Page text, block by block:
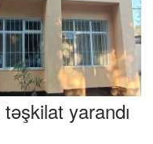
yarandı